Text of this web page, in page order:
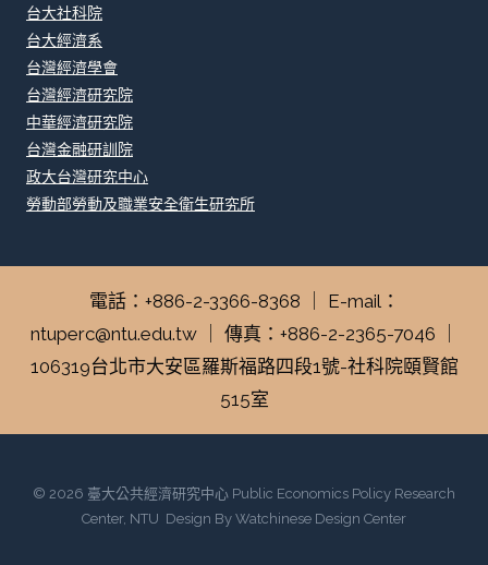
台大社科院
台大經濟系
台灣經濟學會
台灣經濟研究院
中華經濟研究院
台灣金融研訓院
政大台灣研究中心
勞動部勞動及職業安全衛生研究所
電話：+886-2-3366-8368 ｜ E-mail：
ntuperc@ntu.edu.tw ｜ 傳真：+886-2-2365-7046 ｜
106319台北市大安區羅斯福路四段1號-社科院頤賢館
515室
© 2026 臺大公共經濟研究中心 Public Economics Policy Research
Center, NTU Design By Watchinese Design Center